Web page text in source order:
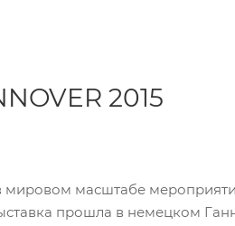
2015
масштабе
прошла в немецком